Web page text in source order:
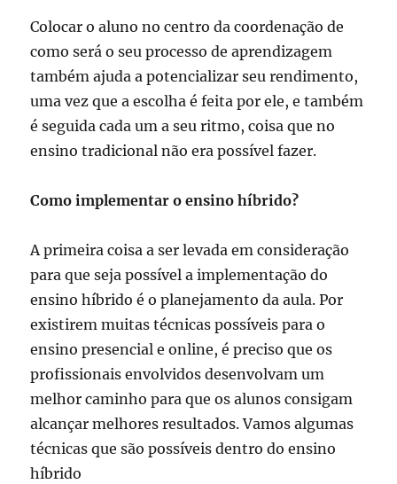
Colocar o aluno no centro da coordenação de
como será o seu processo de aprendizagem
também ajuda a potencializar seu rendimento,
uma vez que a escolha é feita por ele, e também
é seguida cada um a seu ritmo, coisa que no
ensino tradicional não era possível fazer.
Como implementar o ensino híbrido?
A primeira coisa a ser levada em consideração
para que seja possível a implementação do
ensino híbrido é o planejamento da aula. Por
existirem muitas técnicas possíveis para o
ensino presencial e online, é preciso que os
profissionais envolvidos desenvolvam um
melhor caminho para que os alunos consigam
alcançar melhores resultados. Vamos algumas
técnicas que são possíveis dentro do ensino
híbrido